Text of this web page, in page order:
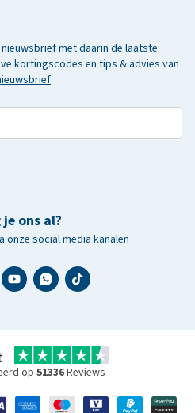
met daarin de laatste
kortingscodes en tips & advies van
ons al?
onze social media kanalen
op 51336Reviews